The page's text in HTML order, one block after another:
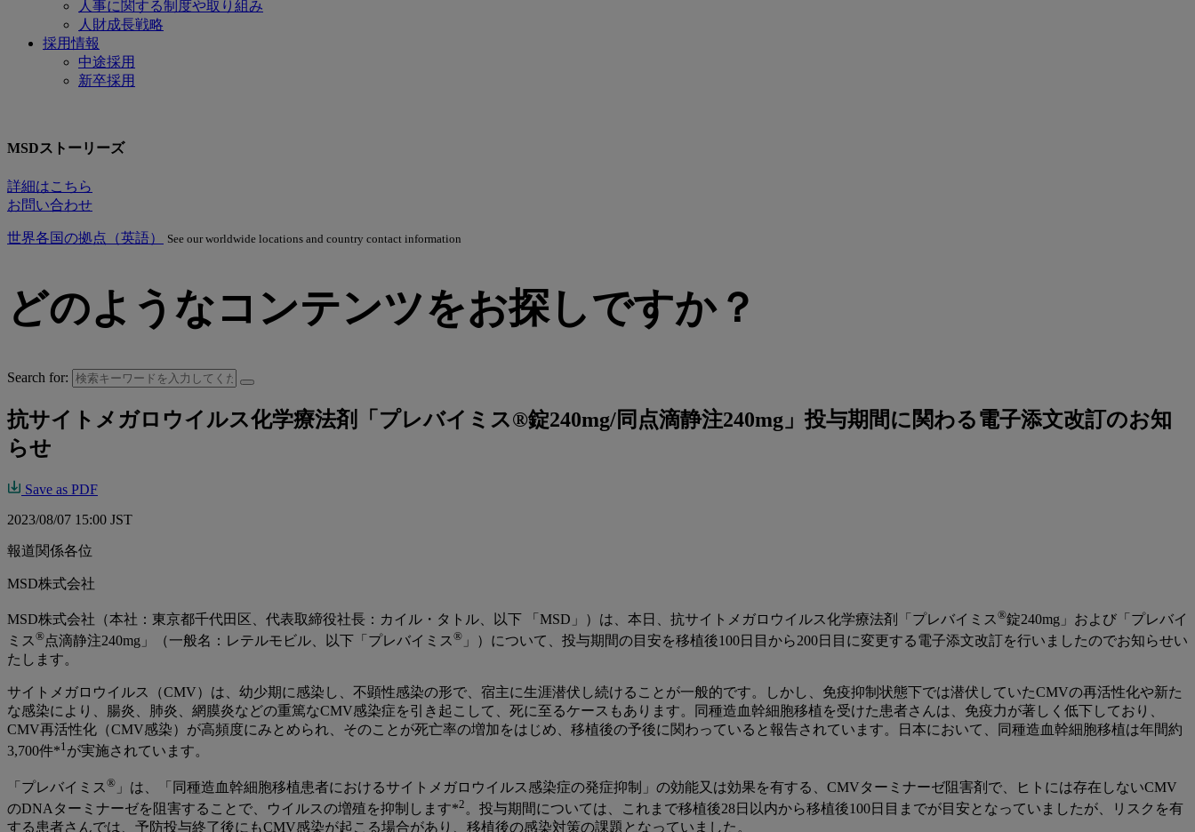
人事に関する制度や取り組み
人財成長戦略
採用情報
中途採用
新卒採用
MSDストーリーズ
詳細はこちら
お問い合わせ
世界各国の拠点（英語） See our worldwide locations and country contact information
どのようなコンテンツをお探しですか？
Search for:
抗サイトメガロウイルス化学療法剤「プレバイミス®錠240mg/同点滴静注240mg」投与期間に関わる電子添文改訂のお知
らせ
Save as PDF
2023/08/07 15:00 JST
報道関係各位
MSD株式会社
MSD株式会社（本社：東京都千代田区、代表取締役社長：カイル・タトル、以下 「MSD」）は、本日、抗サイトメガロウイルス化学療法剤「プレバイミス ®錠240mg」および「プレバイ
ミス ®点滴静注240mg」（一般名：レテルモビル、以下「プレバイミス ® 」）について、投与期間の目安を移植後100日目から200日目に変更する電子添文改訂を行いましたのでお知らせい
たします。
サイトメガロウイルス（CMV）は、幼少期に感染し、不顕性感染の形で、宿主に生涯潜伏し続けることが一般的です。しかし、免疫抑制状態下では潜伏していたCMVの再活性化や新た
な感染により、腸炎、肺炎、網膜炎などの重篤なCMV感染症を引き起こして、死に至るケースもあります。同種造血幹細胞移植を受けた患者さんは、免疫力が著しく低下しており、
CMV再活性化（CMV感染）が高頻度にみとめられ、そのことが死亡率の増加をはじめ、移植後の予後に関わっていると報告されています。日本において、同種造血幹細胞移植は年間約
3,700件*1が実施されています。
「プレバイミス ® 」は、「同種造血幹細胞移植患者におけるサイトメガロウイルス感染症の発症抑制」の効能又は効果を有する、CMVターミナーゼ阻害剤で、ヒトには存在しないCMV
のDNAターミナーゼを阻害することで、ウイルスの増殖を抑制します*2 。投与期間については、これまで移植後28日以内から移植後100日目までが目安となっていましたが、リスクを有
する患者さんでは、予防投与終了後にもCMV感染が起こる場合があり、移植後の感染対策の課題となっていました。